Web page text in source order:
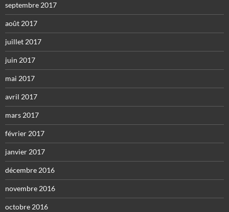
septembre 2017
août 2017
juillet 2017
juin 2017
mai 2017
avril 2017
mars 2017
février 2017
janvier 2017
décembre 2016
novembre 2016
octobre 2016